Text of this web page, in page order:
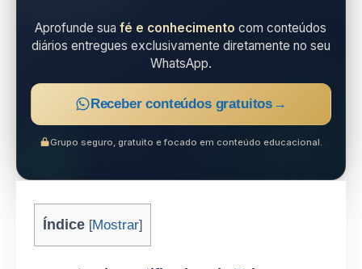
Aprofunde suafé e conhecimento com conteúdos
diários entregues exclusivamente diretamente no seu
WhatsApp.
Receber conteúdos gratuitos →
Grupo seguro, gratuito e focado em conteúdo educacional.
Índice [Mostrar]